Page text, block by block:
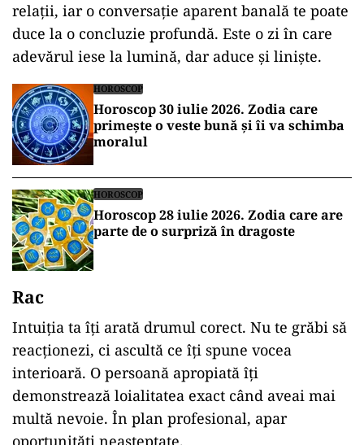
relații, iar o conversație aparent banală te poate
duce la o concluzie profundă. Este o zi în care
adevărul iese la lumină, dar aduce și liniște.
HOROSCOP
Horoscop 30 iulie 2026. Zodia care
primește o veste bună și îi va schimba
moralul
HOROSCOP
Horoscop 28 iulie 2026. Zodia care are
parte de o surpriză în dragoste
Rac
Intuiția ta îți arată drumul corect. Nu te grăbi să
reacționezi, ci ascultă ce îți spune vocea
interioară. O persoană apropiată îți
demonstrează loialitatea exact când aveai mai
multă nevoie. În plan profesional, apar
oportunități neașteptate.